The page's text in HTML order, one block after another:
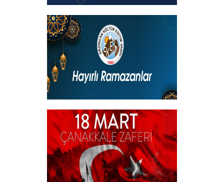
Kadir Gecemiz Mübarek Olsun
+
Hayırlı Ramazanlar
+